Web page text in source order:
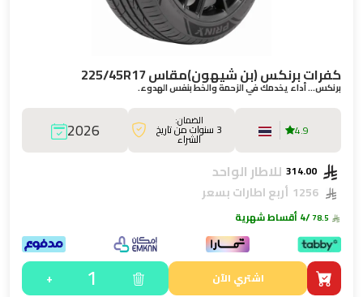
كفرات برنكس (بن شيهون)مقاس 225/45R17
برنكس… أداء يخدمك في الزحمة والخط بنفس الهدوء.
4.9
الضمان:
3 سنوات من تاريخ
الشراء 2026
للاطار الواحد
أربع اطارات بسعر
/4 أقساط شهرية
اشتري الآن 1
+